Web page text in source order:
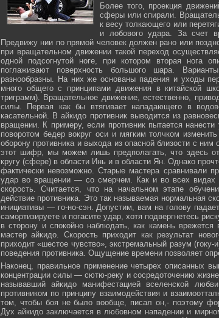
Более того, проекция
сферы или спирали.
к весу толкающего или
и лобового удара. За счет
Предвижу нии по прямой человек должен рано или
при вращательном движении такой переход
одной подсогнутой ноге, при котором вторая нога
поглаживают поверхность большого шара.
разнообразны. На них же основаны падения и уходы
много общего с принципами движения в китайской
триграмм). Вращательное движение, естественно,
силы. Первая как бы втягивает нападающего в
касательной. В айкидо противник выводится из
вращении. К примеру, если противник пытается
поворотом бедер вокруг оси и мягким толчком
оборону противника и выхода из опасной близости с
этот шифр, мы можем лишь предполагать, что здесь
кругу (сфере) в области Инь и в области Ян. Однако
фактически невозможно. Старые мастера
удар во вращении — со смерчем. Как и во всех видах
скорость. Считается, что на начальном этапе
действие противника. Это так называемая нормальная
инициативы — го-но-сэн. Допустим, вам на голову
самортизируете и погасите удар, хотя подвергнетесь
в сторону и спокойно наблюдать, как камень
мастер айкидо. Скорость приходит как результат
приходит «шестое чувство», экстремальный разум
поведения противника. Ощущение времени позволяет
Наконец, правильное применение четырех описанных
концентрации силы — сютю-реку и сосредоточению
называвший айкидо манифестацией вселенской
противником по принципу взаимодействия и
том, чтобы боя не было вообще, писал он,- поэтому
Дух айкидо заключается в любовном нападении и